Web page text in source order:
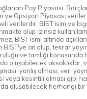
Pay Piyasası,
ve Opsiyon Piyasası
verilerdir. BIST isim ve
olup izinsiz
BIST ismi altında
BIST'ye ait olup, tekrar
ve tamlığı
oluşabilecek aksaklıklar,
yanlış olması, veri
veya kesintili olması gibi
oluşabilecek herhangi